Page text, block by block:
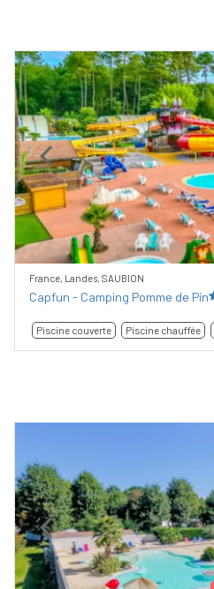
Previous
France, Landes, SAUBION
Capfun - Camping Pomme de Pin
Piscine couverte Piscine chauffée
Previous